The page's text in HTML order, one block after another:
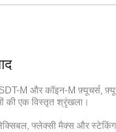
M और कॉइन-M फ़्यूचर्स,
की एक विस्तृत श्रृंखला।
फ्लेक्सी मैक्स और